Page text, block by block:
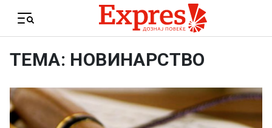
Menu
ТЕМА: НОВИНАРСТВО